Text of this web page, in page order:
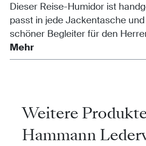
Dieser Reise-Humidor ist
passt in jede Jackentasche
schöner Begleiter für den
Mehr
Produktgalerie überspringen
Weitere
Hammann